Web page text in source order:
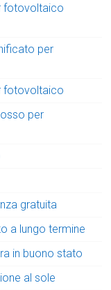
fotovoltaico
per
fotovoltaico
per
gratuita
a lungo termine
in buono stato
al sole